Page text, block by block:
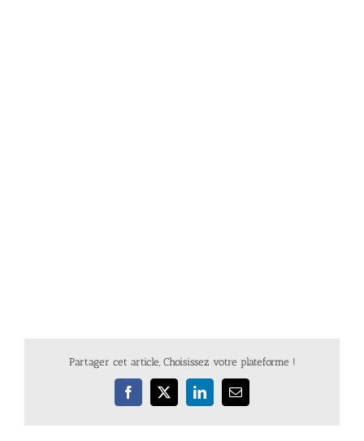
Partager cet article, Choisissez votre plateforme !
Facebook
X LinkedInEmail